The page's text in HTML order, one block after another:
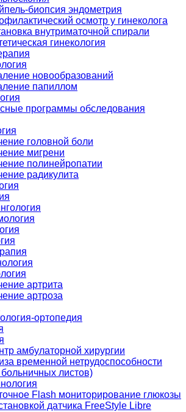
биопсия эндометрия
осмотр у гинеколога
внутриматочной спирали
гинекология
новообразований
папиллом
программы обследования
головной боли
мигрени
полинейропатии
радикулита
артрита
артроза
ортопедия
амбулаторной хирургии
временной нетрудоспособности
листов)
Flash мониторирование глюкозы
датчика FreeStyle Libre